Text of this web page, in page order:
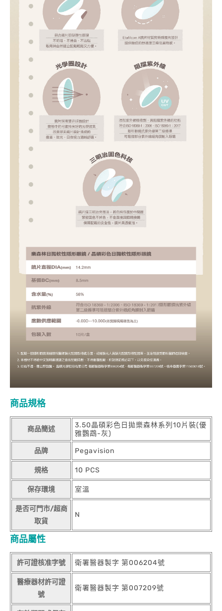
商品規格
商品簡述
3.50晶碩彩色日拋樂森林系列10片裝(優
雅鸚鵡-灰)
品牌 Pegavision
規格 10 PCS
保存環境 室溫
是否可門市/超商
取貨
N
商品屬性
許可證核准字號 衛署醫器製字 第006204號
醫療器材許可證
號
衛署醫器製字 第007209號